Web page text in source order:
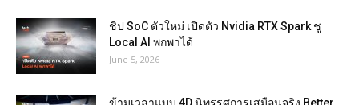
ชิป SoC ตัวใหม่ เปิดตัว Nvidia RTX Spark ชู
Local AI พกพาได้
June 5, 2026
ข้ามเวลาแบบ 4D นิทรรศการเสมือนจริง Better